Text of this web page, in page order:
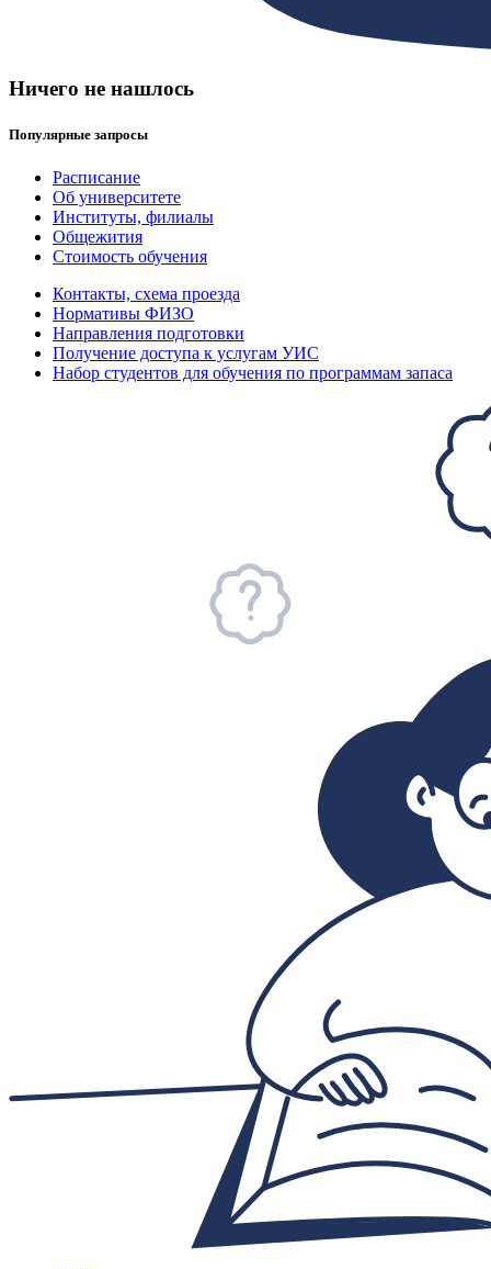
Ничего не нашлось
Популярные запросы
Расписание
Об университете
Институты, филиалы
Общежития
Стоимость обучения
Контакты, схема проезда
Нормативы ФИЗО
Направления подготовки
Получение доступа к услугам УИС
Набор студентов для обучения по программам запаса